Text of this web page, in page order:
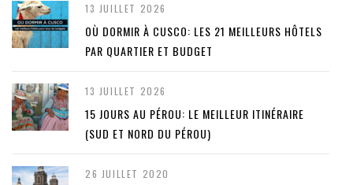
13 JUILLET 2026
OÙ DORMIR À CUSCO: LES 21 MEILLEURS HÔTELS
PAR QUARTIER ET BUDGET
13 JUILLET 2026
15 JOURS AU PÉROU: LE MEILLEUR ITINÉRAIRE
(SUD ET NORD DU PÉROU)
26 JUILLET 2020